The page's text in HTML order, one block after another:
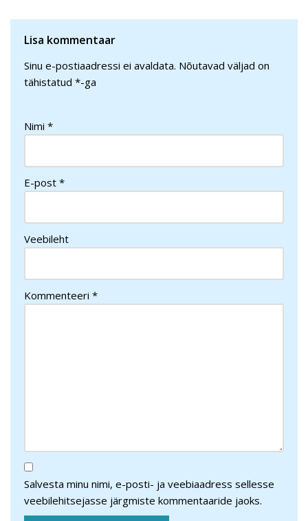
Lisa kommentaar
Sinu e-postiaadressi ei avaldata. Nõutavad väljad on
tähistatud *-ga
Nimi *
E-post *
Veebileht
Kommenteeri *
Salvesta minu nimi, e-posti- ja veebiaadress sellesse
veebilehitsejasse järgmiste kommentaaride jaoks.